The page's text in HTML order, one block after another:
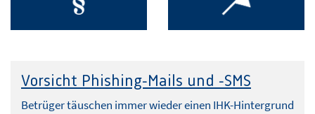
Vorsicht Phishing-Mails und -SMS
Betrüger täuschen immer wieder einen IHK-Hintergrund